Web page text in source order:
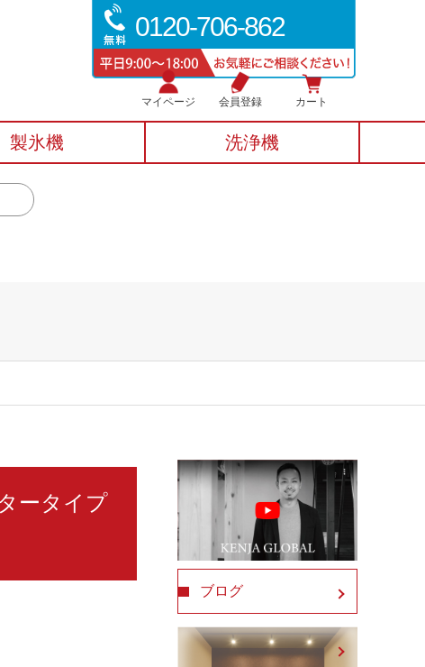
0120-706-862
マイページ 会員登録 カート
製氷機 洗浄機
ータイプ
ブログ